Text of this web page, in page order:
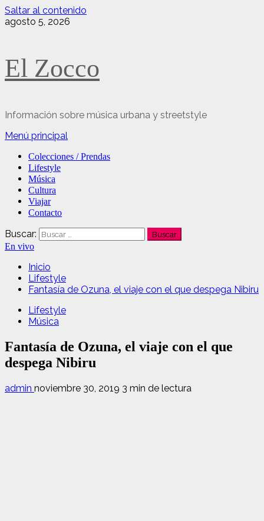
Saltar al contenido
agosto 5, 2026
El Zocco
Información sobre música urbana y streetstyle
Menú principal
Colecciones / Prendas
Lifestyle
Música
Cultura
Viajar
Contacto
Buscar:
En vivo
Inicio
Lifestyle
Fantasía de Ozuna, el viaje con el que despega Nibiru
Lifestyle
Música
Fantasía de Ozuna, el viaje con el que
despega Nibiru
admin noviembre 30, 2019 3 min de lectura